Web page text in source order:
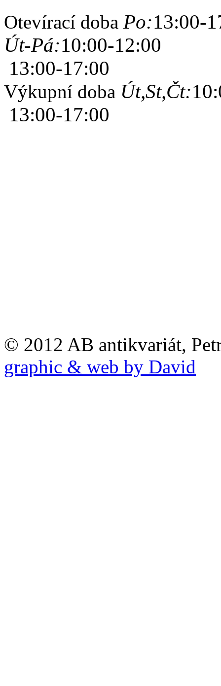
Otevírací doba Po:13:00-
Út-Pá:10:00-12:00
13:00-17:00
Výkupní doba Út,St,Čt:
13:00-17:00
© 2012 AB antikvariát,
graphic & web by David